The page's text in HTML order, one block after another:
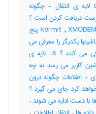
compatibility x 25 packet 4 لایه ی انتقال - چگونه
دریافت کردن است ؟
برای شناخت نمونه ها ، نگاه کنید به kermit , XMODEM پنج
یکدیگر را معرفی می
کنند ؟ چگونه کاربران یکدیگر را معرفی می کنند ؟ 6- لایه ی
کاربر می رسد به چه
ی کاربردی - اطلاعات چگونه درون
کرد جای می گیرد ؟
با دست اداره می شوند ،